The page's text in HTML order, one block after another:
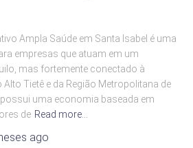
Ampla Saúde em Santa Isabel é uma
empresas que atuam em um
mas fortemente conectado à
Tietê e da Região Metropolitana de
uma economia baseada em
de Read more…
ago